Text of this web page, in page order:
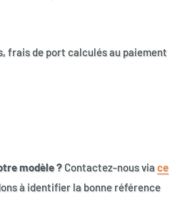
frais de port calculés au paiement
modèle ?Contactez-nous viace
à identifier la bonne référence